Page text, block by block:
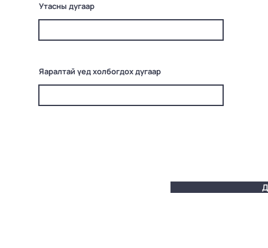
Утасны дугаар
Яаралтай үед холбогдох дугаар